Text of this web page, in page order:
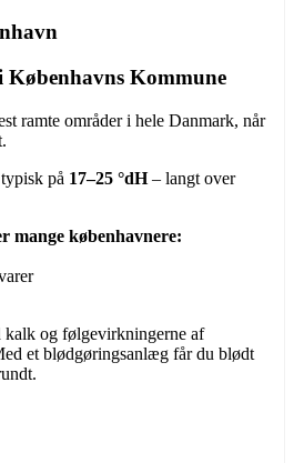
Kommune
ramte områder i hele Danmark, når
på 17–25 °dH– langt over
mange københavnere:
og følgevirkningerne af
et blødgøringsanlæg får du blødt